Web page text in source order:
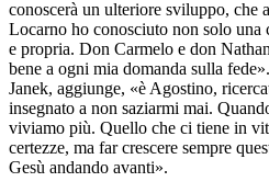
conoscerà un ulteriore sviluppo,
Locarno ho conosciuto non solo una
e propria. Don Carmelo e don
bene a ogni mia domanda sulla
Janek, aggiunge, «è Agostino,
insegnato a non saziarmi mai.
viviamo più. Quello che ci tiene in
certezze, ma far crescere sempre
Gesù andando avanti».